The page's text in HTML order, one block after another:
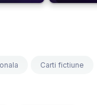
Carti fictiune